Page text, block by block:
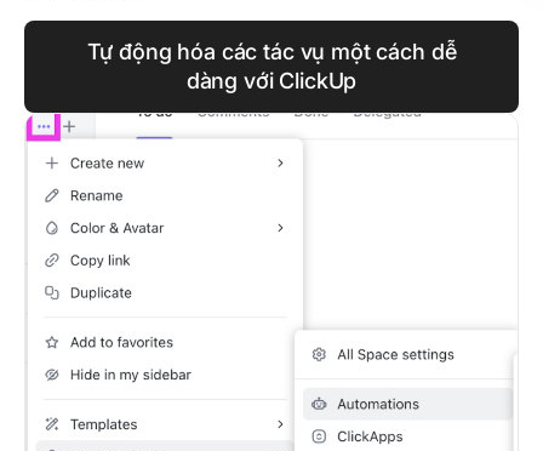
Tự động hóa các tác vụ một cách dễ
dàng với ClickUp